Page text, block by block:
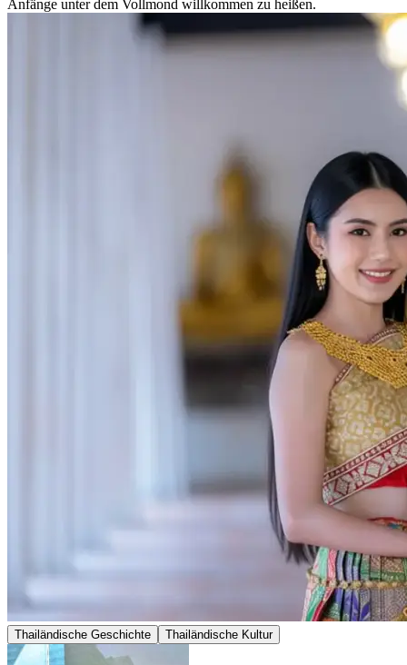
Anfänge unter dem Vollmond willkommen zu heißen.
Thailändische Geschichte Thailändische Kultur